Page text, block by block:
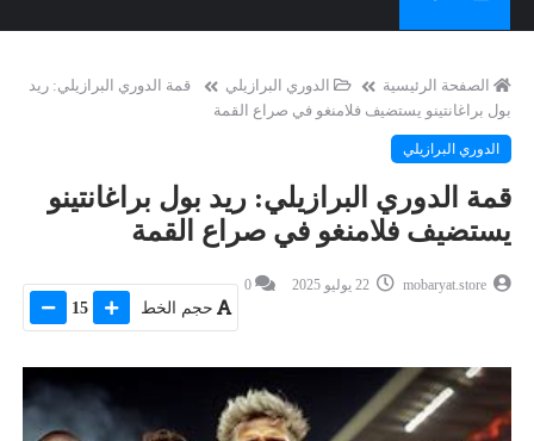
الصفحة الرئيسية الدوري البرازيلي
قمة الدوري البرازيلي: ريد
بول براغانتينو يستضيف فلامنغو في صراع القمة
الدوري البرازيلي
قمة الدوري البرازيلي: ريد بول براغانتينو
يستضيف فلامنغو في صراع القمة
mobaryat.store
0
حجم الخط 15